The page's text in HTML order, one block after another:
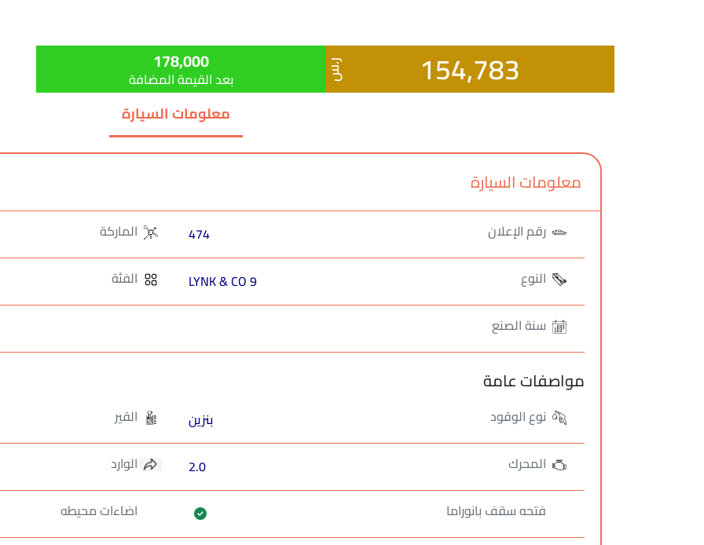
154,783 ر.س 178,000
بعد القيمة المضافة
معلومات السيارة
معلومات السيارة
رقم الإعلان 474
الماركة
النوع
LYNK & CO 9
الفئة
سنة الصنع
مواصفات عامة
نوع الوقود بنزين
القير
المحرك
2.0
الوارد
فتحه سقف بانوراما
اضاءات محيطه